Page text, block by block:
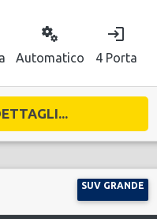
miscellaneous_services
Automatico
login
4 Porta
SUV GRANDE